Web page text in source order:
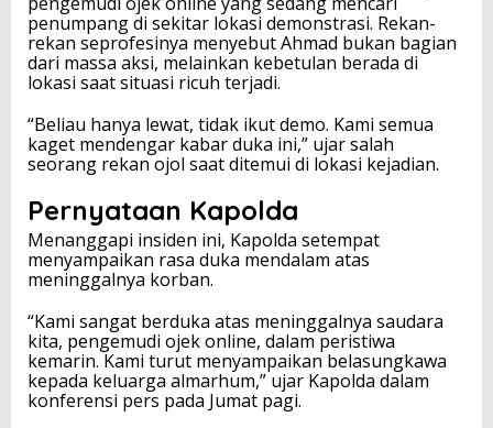
a
penumpang di sekitar lokasi demonstrasi. Rekan-
rekan seprofesinya menyebut Ahmad bukan bagian
dari massa aksi, melainkan kebetulan berada di
lokasi saat situasi ricuh terjadi.
“Beliau hanya lewat, tidak ikut demo. Kami semua
kaget mendengar kabar duka ini,” ujar salah
seorang rekan ojol saat ditemui di lokasi kejadian.
Pernyataan Kapolda
Menanggapi insiden ini, Kapolda setempat
menyampaikan rasa duka mendalam atas
meninggalnya korban.
“Kami sangat berduka atas meninggalnya saudara
kita, pengemudi ojek online, dalam peristiwa
kemarin. Kami turut menyampaikan belasungkawa
kepada keluarga almarhum,” ujar Kapolda dalam
konferensi pers pada Jumat pagi.